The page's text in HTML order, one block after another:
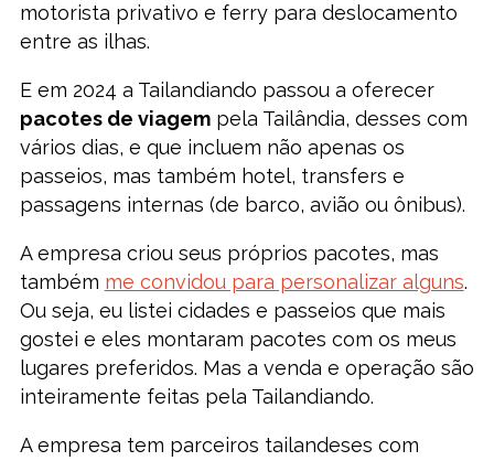
motorista privativo e ferry para deslocamento
entre as ilhas.
E em 2024 a Tailandiando passou a oferecer
pacotes de viagempela Tailândia, desses com
vários dias, e que incluem não apenas os
passeios, mas também hotel, transfers e
passagens internas (de barco, avião ou ônibus).
A empresa criou seus próprios pacotes, mas
também me convidou para personalizar alguns.
Ou seja, eu listei cidades e passeios que mais
gostei e eles montaram pacotes com os meus
lugares preferidos. Mas a venda e operação são
inteiramente feitas pela Tailandiando.
A empresa tem parceiros tailandeses com